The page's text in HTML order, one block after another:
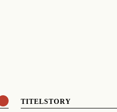
TITELSTORY